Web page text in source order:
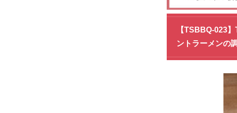
【TSBBQ-023
ントラーメンの